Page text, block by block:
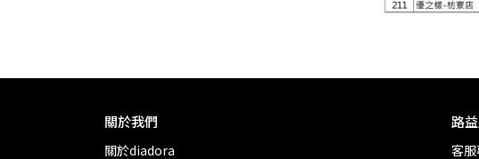
關於我們
關於diadora
路
客